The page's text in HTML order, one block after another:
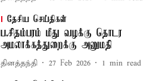
தேசிய செய்திகள்
ப.சிதம்பரம் மீது வழக்கு தொடர
அமலாக்கத்துறைக்கு அனுமதி
தினத்தந்தி 27 Feb 2026 1 min read